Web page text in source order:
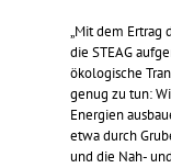
„Mit dem Ertrag
die STEAG
ökologische
genug zu tun:
Energien
etwa durch
und die Nah-